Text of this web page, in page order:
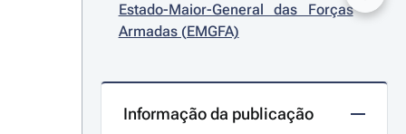
Estado-Maior-General das Forças
Armadas (EMGFA)
Informação da publicação